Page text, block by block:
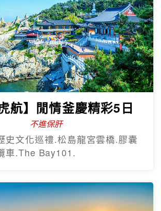
航】閒情釜慶精彩5日
不進保肝
史文化巡禮.松島龍宮雲橋.膠囊
車.The Bay101.